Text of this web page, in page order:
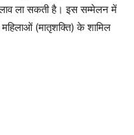
ला सकती है। इस सम्मेलन में
(मातृशक्ति) के शामिल